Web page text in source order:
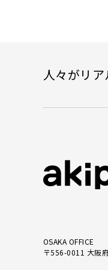
人々がリア
OSAKA OFFICE
〒556-0011 大阪